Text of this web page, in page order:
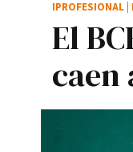
El
caen
IPROFESIONAL